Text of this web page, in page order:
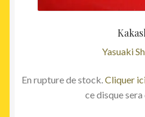
Yasuaki
En rupture de stock.Cliquer
ce disque